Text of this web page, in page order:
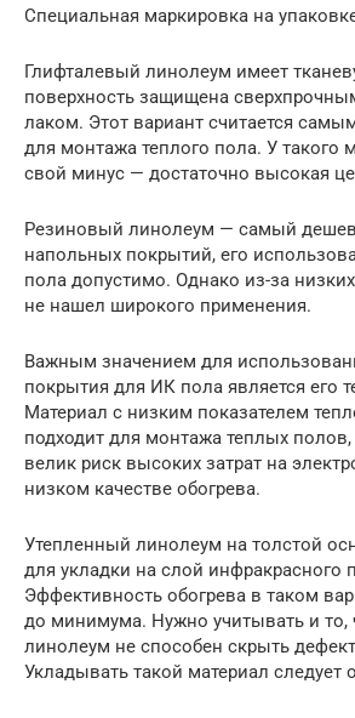
Специальная маркировка на
Глифталевый линолеум имеет
поверхность защищена
лаком. Этот вариант считается
для монтажа теплого пола. У такого
свой минус — достаточно высокая
Резиновый линолеум — самый
напольных покрытий, его
пола допустимо. Однако из-за
не нашел широкого применения.
Важным значением для
покрытия для ИК пола является его
Материал с низким показателем
подходит для монтажа теплых полов,
велик риск высоких затрат на
низком качестве обогрева.
Утепленный линолеум на толстой
для укладки на слой инфракрасного
Эффективность обогрева в таком
до минимума. Нужно учитывать и то,
линолеум не способен скрыть
Укладывать такой материал следует